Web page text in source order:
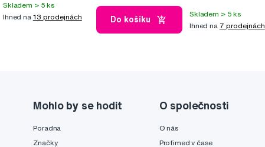
Skladem > 5 ks
Ihned na 13 prodejnách Do košíku
Skladem > 5 ks
Ihned na 7 prodejnách
Mohlo by se hodit
Poradna
Značky
O společnosti
O nás
Profimed v čase